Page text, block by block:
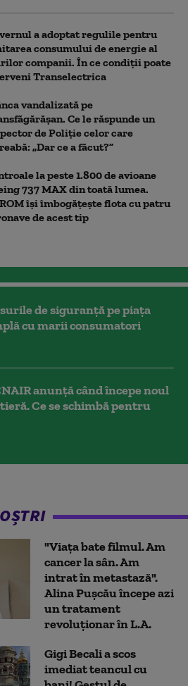
a adoptat regulile pentru
consumului de energie al
companii. În ce condiții poate
Transelectrica
vandalizată pe
Ce le răspunde un
de Poliție celor care
„Dar ce a făcut?”
la peste 1.800 de avioane
737 MAX din toată lumea.
își îmbogățește flota cu patru
de acest tip
de siguranță pe piața
cu marii consumatori
anunță când începe noul
Ce se schimbă pentru
"Viața bate filmul. Am
cancer la sân. Am
intrat în metastază".
Alina Pușcău începe azi
un tratament
revoluționar în L.A.
Gigi Becali a scos
imediat teancul cu